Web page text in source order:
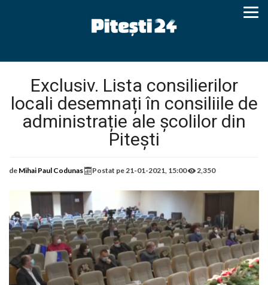
Exclusiv. Lista consilierilor
locali desemnați în consiliile de
administrație ale școlilor din
Pitești
de Mihai Paul Codunas Postat pe21-01-2021, 15:00 2,350